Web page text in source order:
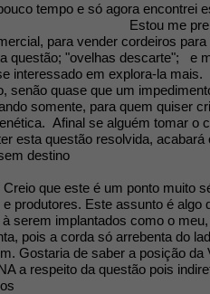
tempo e só agora encontrei
me preparando
para vender cordeiros
questão; "ovelhas descarte"; e
interessado em explora-la mais.
senão quase que um
somente, para quem quiser
Afinal se alguém tomar o
esta questão resolvida, acabará
destino
que este é um ponto muito
produtores. Este assunto é algo
serem implantados como o
pois a corda só arrebenta do
Gostaria de saber a posição
a respeito da questão pois